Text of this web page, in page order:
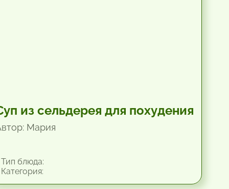
из сельдерея для похудения
Мария
блюда: